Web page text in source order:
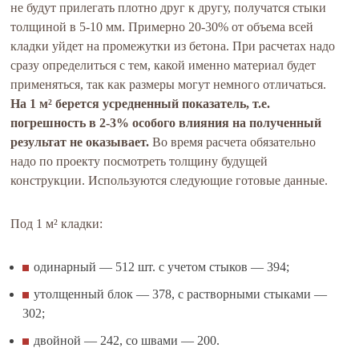
не будут прилегать плотно друг к другу, получатся стыки
толщиной в 5-10 мм. Примерно 20-30% от объема всей
кладки уйдет на промежутки из бетона. При расчетах надо
сразу определиться с тем, какой именно материал будет
применяться, так как размеры могут немного отличаться.
На 1 м² берется усредненный показатель, т.е.
погрешность в 2-3% особого влияния на полученный
результат не оказывает. Во время расчета обязательно
надо по проекту посмотреть толщину будущей
конструкции. Используются следующие готовые данные.
Под 1 м² кладки:
одинарный — 512 шт. с учетом стыков — 394;
утолщенный блок — 378, с растворными стыками —
302;
двойной — 242, со швами — 200.